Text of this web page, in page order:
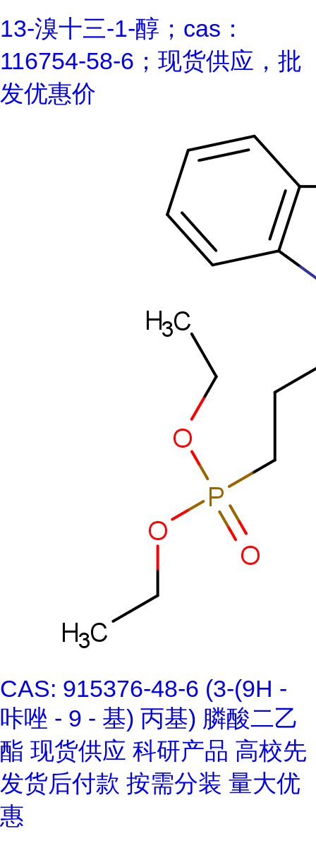
13-溴十三-1-醇；cas：
116754-58-6；现货供应，批
发优惠价
CAS: 915376-48-6 (3-(9H -
咔唑 - 9 - 基) 丙基) 膦酸二乙
酯 现货供应 科研产品 高校先
发货后付款 按需分装 量大优
惠